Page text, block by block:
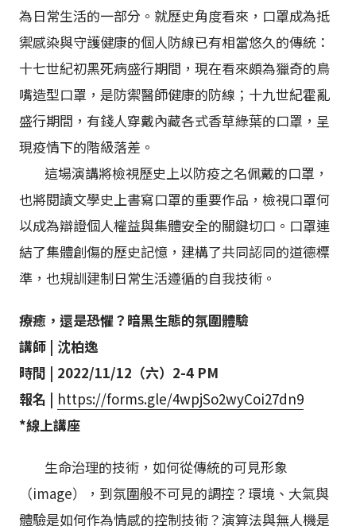
為日常生活的一部分。就歷史角度看來，口罩成為抵
禦感染與守護健康的個人防線已有相當悠久的傳統：
十七世紀初黑死病盛行期間，現在看來頗為獵奇的鳥
嘴造型口罩，是防禦醫師健康的防線；十九世紀霍亂
盛行期間，有錢人穿戴內藏各式香草綠葉的口罩，呈
現疫情下的階級落差。
這場演講將檢視歷史上以防疫之名佩戴的口罩，
也將閱讀文學史上書寫口罩的重要作品，檢視口罩何
以成為辯證個人權益與集體安全的關鍵切口。口罩連
結了集體創傷的歷史記憶，建構了共同認同的道德標
準，也規訓建制日常生活遵循的自我技術。
療癒，還是恐懼？暗黑生態的氛圍體驗
講師 | 沈柏逸
時間 | 2022/11/12（六）2-4 PM
報名 | https://forms.gle/4wpjSo2wyCoi27dn9
*線上講座
生命治理的技術，如何從傳統的可見形象
（image），到氛圍般不可見的調控？環境、大氣與
體驗是如何作為情感的控制技術？演算法與無人機是